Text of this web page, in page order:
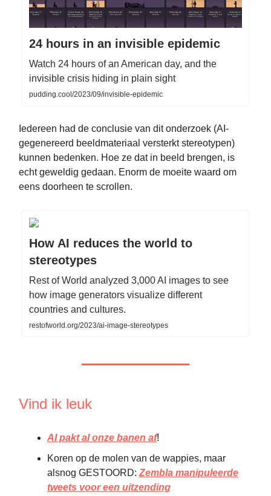
24 hours in an invisible epidemic
Watch 24 hours of an American day, and the
invisible crisis hiding in plain sight
pudding.cool/2023/09/invisible-epidemic
Iedereen had de conclusie van dit onderzoek (AI-
gegenereerd beeldmateriaal versterkt stereotypen)
kunnen bedenken. Hoe ze dat in beeld brengen, is
echt geweldig gedaan. Enorm de moeite waard om
eens doorheen te scrollen.
How AI reduces the world to
stereotypes
Rest of World analyzed 3,000 AI images to see
how image generators visualize different
countries and cultures.
restofworld.org/2023/ai-image-stereotypes
Vind ik leuk
AI pakt al onze banen af!
Koren op de molen van de wappies, maar
alsnog GESTOORD: Zembla manipuleerde
tweets voor een uitzending